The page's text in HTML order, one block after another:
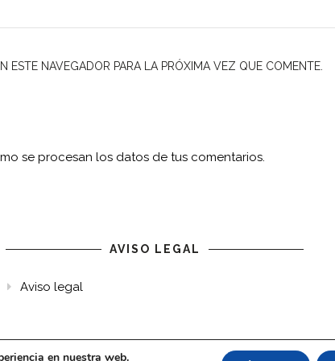
ESTE NAVEGADOR PARA LA PRÓXIMA VEZ QUE COMENTE.
se procesan los datos de tus comentarios.
AVISO LEGAL
Aviso legal
en nuestra web.